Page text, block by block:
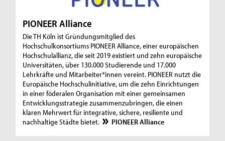
PIONEER Alliance
Die TH Köln ist Gründungsmitglied des
Hochschulkonsortiums PIONEER Alliance, einer europäischen
Hochschulallianz, die seit 2019 existiert und zehn europäische
Universitäten, über 130.000 Studierende und 17.000
Lehrkräfte und Mitarbeiter*innen vereint. PIONEER nutzt die
Europäische Hochschulinitiative, um die zehn Einrichtungen
in einer föderalen Organisation mit einer gemeinsamen
Entwicklungsstrategie zusammenzubringen, die einen
klaren Mehrwert für integrative, sichere, resiliente und
nachhaltige Städte bietet.
PIONEER Alliance